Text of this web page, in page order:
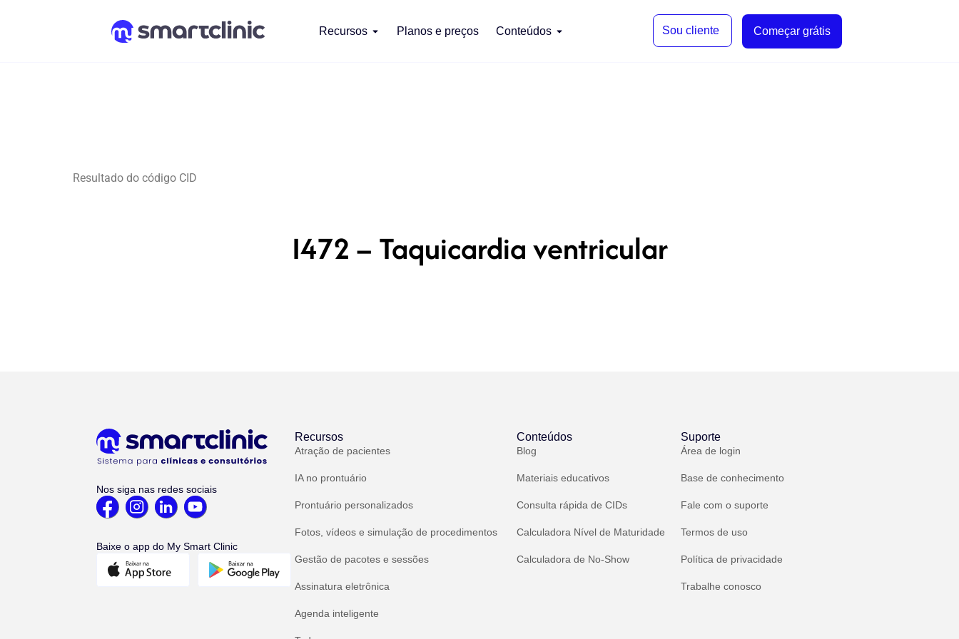
Recursos Planos e preços Conteúdos Sou cliente Começar grátis
Resultado do código CID
I472 – Taquicardia ventricular
Nos siga nas redes sociais
Baixe o app do My Smart Clinic
Recursos
Atração de pacientes
IA no prontuário
Prontuário personalizados
Fotos, vídeos e simulação de procedimentos
Gestão de pacotes e sessões
Assinatura eletrônica
Agenda inteligente
Conteúdos
Blog
Materiais educativos
Consulta rápida de CIDs
Calculadora Nível de Maturidade
Calculadora de No-Show
Suporte
Área de login
Base de conhecimento
Fale com o suporte
Termos de uso
Política de privacidade
Trabalhe conosco